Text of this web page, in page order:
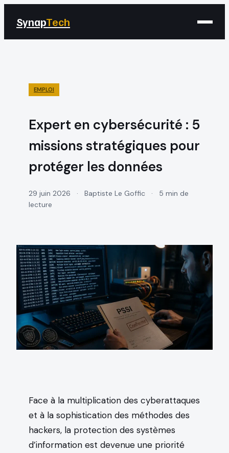
SynapTech
EMPLOI
Expert en cybersécurité : 5
missions stratégiques pour
protéger les données
29 juin 2026 · Baptiste Le Goffic ·
5 min de
lecture
Face à la multiplication des cyberattaques
et à la sophistication des méthodes des
hackers, la protection des systèmes
d’information est devenue une priorité